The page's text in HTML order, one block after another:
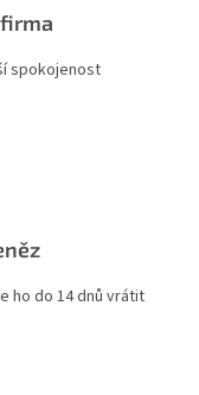
spokojenost
ho do 14 dnů vrátit